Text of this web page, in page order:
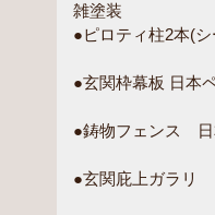
雑塗装
●ピロティ柱2本(
●玄関枠幕板 日
●鋳物フェンス
●玄関庇上ガラ